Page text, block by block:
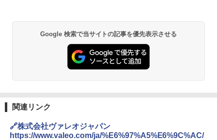
Google 検索で当サイトの記事を優先表示させる
関連リンク
🔗株式会社ヴァレオジャパン
https://www.valeo.com/ja/%E6%97%A5%E6%9C%AC/